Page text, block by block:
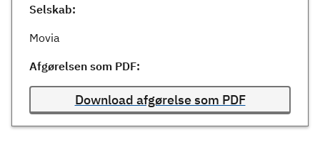
Selskab:
Movia
Afgørelsen som PDF:
Download afgørelse som PDF